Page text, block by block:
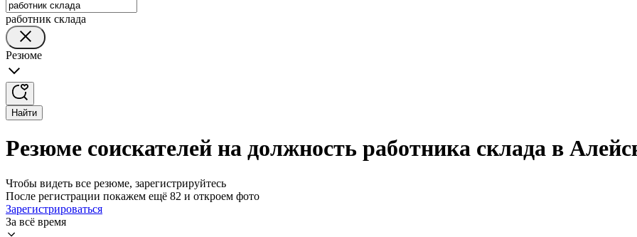
работник склада
Резюме
Найти
Резюме соискателей на должность работника склада в
Чтобы видеть все резюме, зарегистрируйтесь
После регистрации покажем ещё 82 и откроем фото
Зарегистрироваться
За всё время